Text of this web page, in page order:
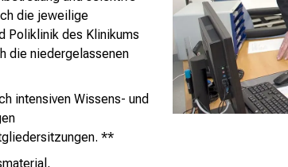
die jeweilige
Poliklinik des Klinikums
die niedergelassenen
intensiven Wissens- und
**